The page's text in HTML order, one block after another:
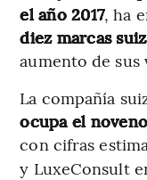
el año 2017, ha
diez marcas
aumento de sus
La compañía
ocupa el
con cifras
y LuxeConsult